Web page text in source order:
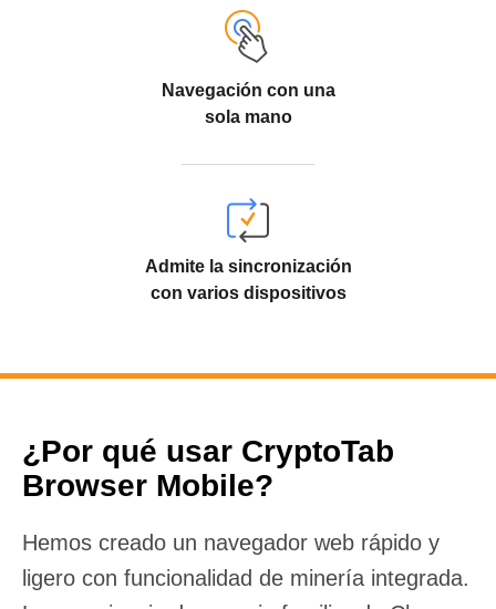
Navegación con una
sola mano
Admite la sincronización
con varios dispositivos
¿Por qué usar CryptoTab
Browser Mobile?
Hemos creado un navegador web rápido y
ligero con funcionalidad de minería integrada.